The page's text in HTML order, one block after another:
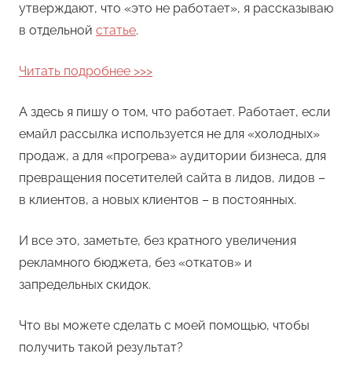
утверждают, что «это не работает», я рассказываю
в отдельной статье.
Читать подробнее >>>
А здесь я пишу о том, что работает. Работает, если
емайл рассылка используется не для «холодных»
продаж, а для «прогрева» аудитории бизнеса, для
превращения посетителей сайта в лидов, лидов –
в клиентов, а новых клиентов – в постоянных.
И все это, заметьте, без кратного увеличения
рекламного бюджета, без «откатов» и
запредельных скидок.
Что вы можете сделать с моей помощью, чтобы
получить такой результат?